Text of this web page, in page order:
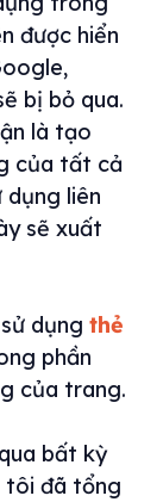
được hiển
bị bỏ qua.
là tạo
của tất cả
liên
sẽ xuất
dụng thẻ
phần
của trang.
bất kỳ
tôi đã tổng